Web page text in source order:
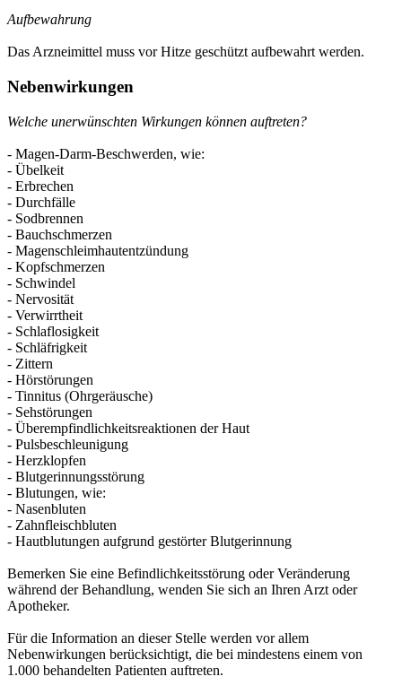
Aufbewahrung
Das Arzneimittel muss vor Hitze geschützt aufbewahrt werden.
Nebenwirkungen
Welche unerwünschten Wirkungen können auftreten?
- Magen-Darm-Beschwerden, wie:
- Übelkeit
- Erbrechen
- Durchfälle
- Sodbrennen
- Bauchschmerzen
- Magenschleimhautentzündung
- Kopfschmerzen
- Schwindel
- Nervosität
- Verwirrtheit
- Schlaflosigkeit
- Schläfrigkeit
- Zittern
- Hörstörungen
- Tinnitus (Ohrgeräusche)
- Sehstörungen
- Überempfindlichkeitsreaktionen der Haut
- Pulsbeschleunigung
- Herzklopfen
- Blutgerinnungsstörung
- Blutungen, wie:
- Nasenbluten
- Zahnfleischbluten
- Hautblutungen aufgrund gestörter Blutgerinnung
Bemerken Sie eine Befindlichkeitsstörung oder Veränderung
während der Behandlung, wenden Sie sich an Ihren Arzt oder
Apotheker.
Für die Information an dieser Stelle werden vor allem
Nebenwirkungen berücksichtigt, die bei mindestens einem von
1.000 behandelten Patienten auftreten.